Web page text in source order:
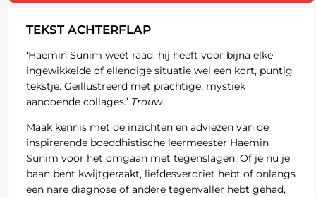
TEKST ACHTERFLAP
‘Haemin Sunim weet raad: hij heeft voor bijna elke
ingewikkelde of ellendige situatie wel een kort, puntig
tekstje. Geïllustreerd met prachtige, mystiek
aandoende collages.’ Trouw
Maak kennis met de inzichten en adviezen van de
inspirerende boeddhistische leermeester Haemin
Sunim voor het omgaan met tegenslagen. Of je nu je
baan bent kwijtgeraakt, liefdesverdriet hebt of onlangs
een nare diagnose of andere tegenvaller hebt gehad,